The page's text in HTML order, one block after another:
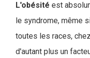
L'obésité est
le syndrome, même
toutes les races,
d'autant plus un